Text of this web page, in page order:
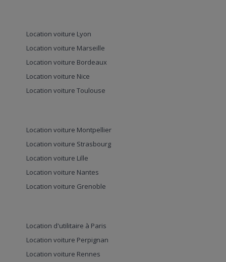
Location voiture Lyon
Location voiture Marseille
Location voiture Bordeaux
Location voiture Nice
Location voiture Toulouse
Location voiture Montpellier
Location voiture Strasbourg
Location voiture Lille
Location voiture Nantes
Location voiture Grenoble
Location d'utilitaire à Paris
Location voiture Perpignan
Location voiture Rennes